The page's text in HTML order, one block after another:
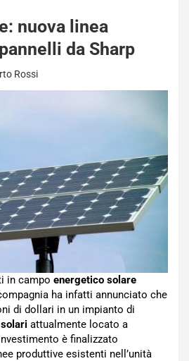
nuova linea
da Sharp
Rossi
in campo energetico solare
ha infatti annunciato che
di dollari in un impianto di
attualmente locato a
è finalizzato
produttive esistenti nell’unità